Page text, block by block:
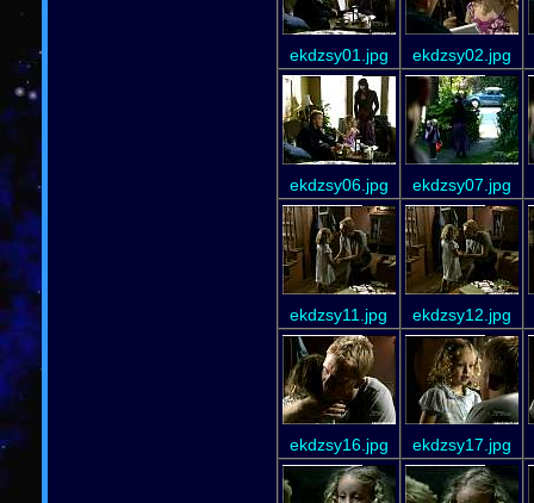
ekdzsy01.jpg ekdzsy02.jpg
ekdzsy06.jpg ekdzsy07.jpg
ekdzsy11.jpg ekdzsy12.jpg
ekdzsy16.jpg ekdzsy17.jpg